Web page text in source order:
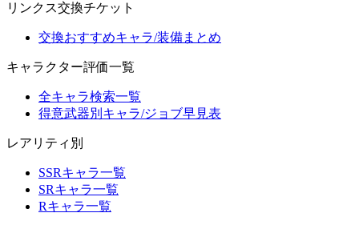
リンクス交換チケット
交換おすすめキャラ/装備まとめ
キャラクター評価一覧
全キャラ検索一覧
得意武器別キャラ/ジョブ早見表
レアリティ別
SSRキャラ一覧
SRキャラ一覧
Rキャラ一覧